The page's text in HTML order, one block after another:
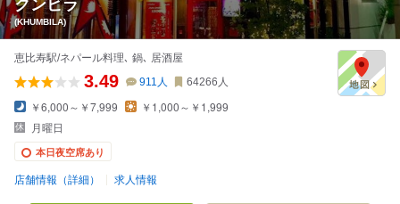
クンビラ
(KHUMBILA)
恵比寿駅/ネパール料理､ 鍋､ 居酒屋
3.49 911 人 64266 人
￥6,000～￥7,999
￥1,000～￥1,999
月曜日
本日夜空席あり
店舗情報（詳細） 求人情報